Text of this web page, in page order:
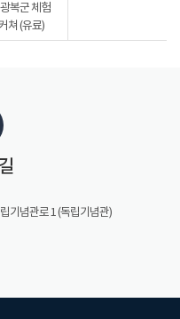
복군 체험
쳐 (유료)
기념관로 1 (독립기념관)